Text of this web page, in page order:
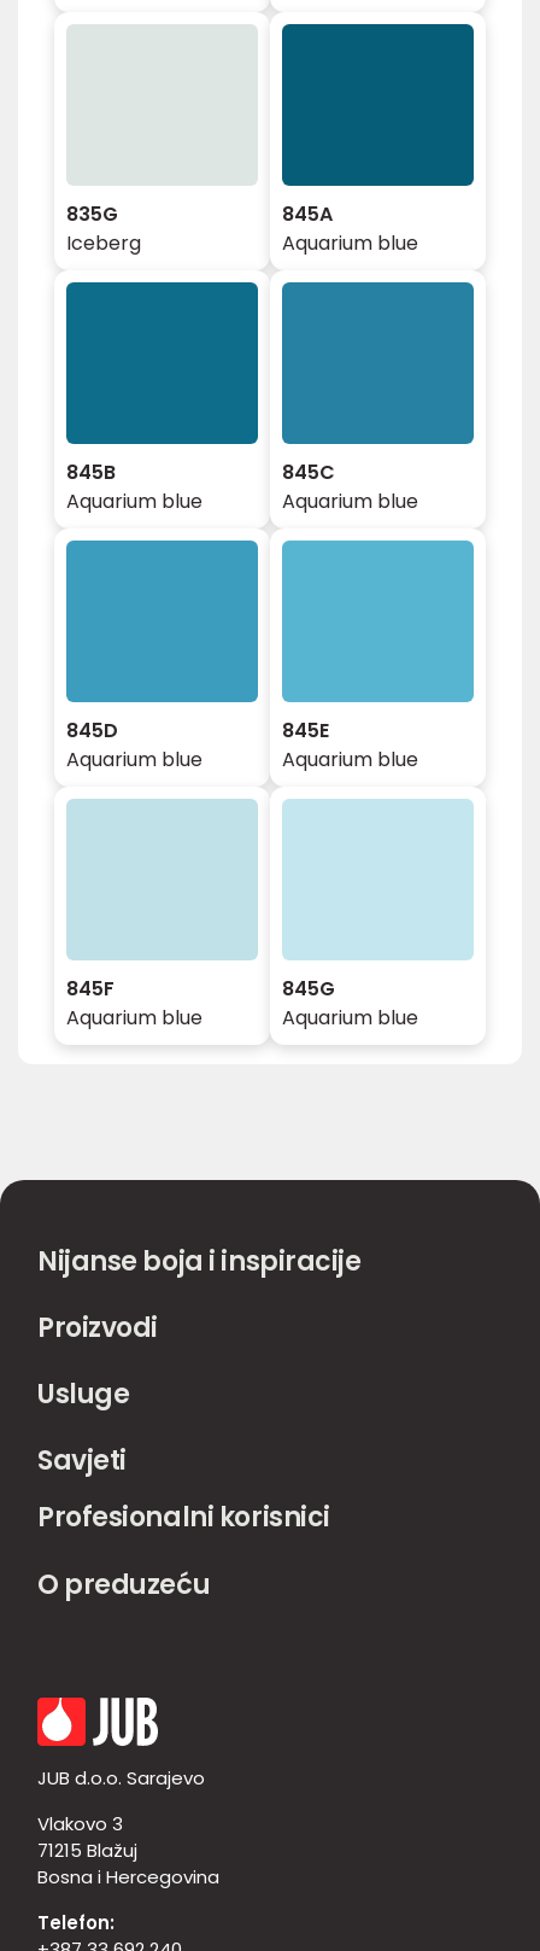
835G
Iceberg
845A
Aquarium blue
845B
Aquarium blue
845C
Aquarium blue
845D
Aquarium blue
845E
Aquarium blue
845F
Aquarium blue
845G
Aquarium blue
Nijanse boja i inspiracije
Proizvodi
Usluge
Savjeti
Profesionalni korisnici
O preduzeću
JUB d.o.o. Sarajevo
Vlakovo 3
71215 Blažuj
Bosna i Hercegovina
Telefon: